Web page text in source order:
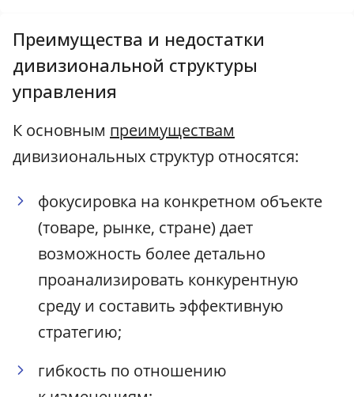
Преимущества и недостатки
дивизиональной структуры
управления
К основным преимуществам
дивизиональных структур относятся:
фокусировка на конкретном объекте
(товаре, рынке, стране) дает
возможность более детально
проанализировать конкурентную
среду и составить эффективную
стратегию;
гибкость по отношению